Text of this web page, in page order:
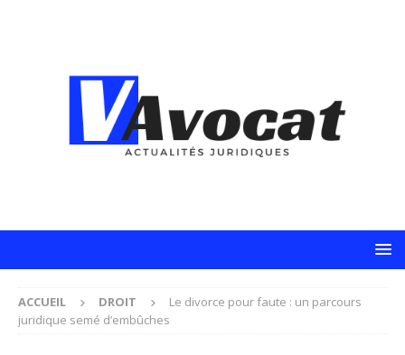
ACCUEIL DROIT
Le divorce pour faute : un parcours
juridique semé d’embûches